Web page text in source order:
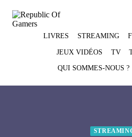
content
LIVRES STREAMING
JEUX VIDÉOS TV
QUI SOMMES-NOUS ?